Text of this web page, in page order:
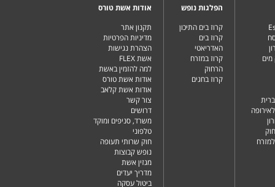
הפלגות נופש
קרוז בים התיכון
קרוז בים
האדריאטי
קרוז במזרח
הרחוק
קרוז בחגים
אודות אשת טורס
תקנון אתר
מדיניות הפרטיות
הצהרת נגישות
אשת FLEX
למה להזמין באשת
אודות אשת טורס
אודות אשת קלאב
צור קשר
דרושים
משרד, סניפים ומוקד
טלפוני
חוק שרותי תעופה
נופש קבוצות
מגזין אשת
מדריך יעדים
ביטול עסקה